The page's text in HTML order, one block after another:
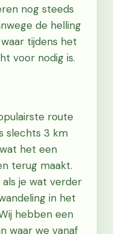
nog steeds
de helling
tijdens het
voor nodig is.
route
slechts 3 km
het een
terug maakt.
je wat verder
in het
hebben een
waar we vanaf